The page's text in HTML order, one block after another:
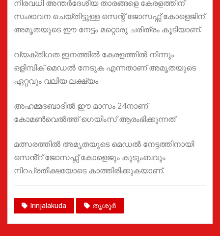
നിരവധി അന്തർദേശീയ താരങ്ങളെ കേരളത്തിന്‌
സംഭാവന ചെയ്തിട്ടുള്ള സെന്റ് ജോസഫ്സ് കോളെജിന്
അമൃതയുടെ ഈ നേട്ടം മറ്റൊരു ചരിത്രം കൂടിയാണ്.
വ്യക്തിഗത ഇനത്തിൽ കേരളത്തിൽ നിന്നും
ഒളിമ്പിക് മെഡൽ നേടുക എന്നതാണ് അമൃതയുടെ
ഏറ്റവും വലിയ ലക്ഷ്യം.
അഹമ്മദബാദിൽ ഈ മാസം 24നാണ്
കോമൺവെൽത്ത് ഗെയിംസ് ആരംഭിക്കുന്നത്.
മത്സരത്തിൽ അമൃതയുടെ മെഡൽ നേട്ടത്തിനായി
സെൻ്റ് ജോസഫ്സ് കോളെജും കുടുംബവും
നിറപ്രതീക്ഷയോടെ കാത്തിരിക്കുകയാണ്.
Irinjalakuda തൃശൂർ